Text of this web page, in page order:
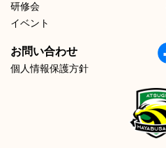
研修会
イベント
お問い合わせ
個人情報保護方針